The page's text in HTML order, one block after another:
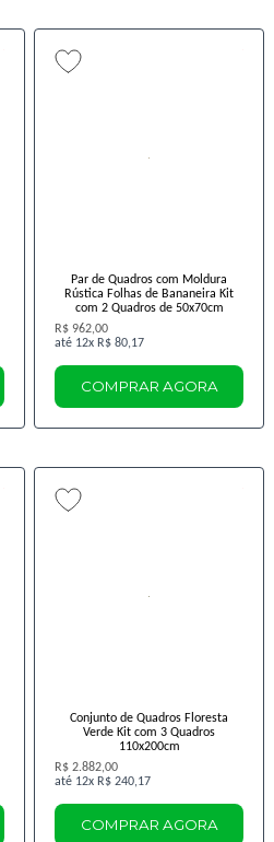
Par de Quadros com Moldura
Rústica Folhas de Bananeira Kit
com 2 Quadros de 50x70cm
R$ 962,00
12x R$ 80,17
COMPRAR AGORA
Conjunto de Quadros Floresta
Verde Kit com 3 Quadros
110x200cm
R$ 2.882,00
12x R$ 240,17
COMPRAR AGORA